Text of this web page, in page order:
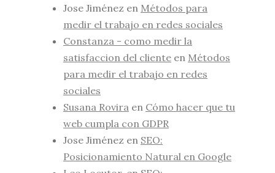
Jose Jiménez en Métodos para
medir el trabajo en redes sociales
Constanza - como medir la
satisfaccion del cliente en Métodos
para medir el trabajo en redes
sociales
Susana Rovira en Cómo hacer que tu
web cumpla con GDPR
Jose Jiménez en SEO:
Posicionamiento Natural en Google